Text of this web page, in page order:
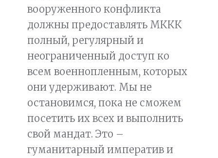
вооруженного конфликта
должны предоставлять МККК
полный, регулярный и
неограниченный доступ ко
всем военнопленным, которых
они удерживают. Мы не
остановимся, пока не сможем
посетить их всех и выполнить
свой мандат. Это –
гуманитарный императив и